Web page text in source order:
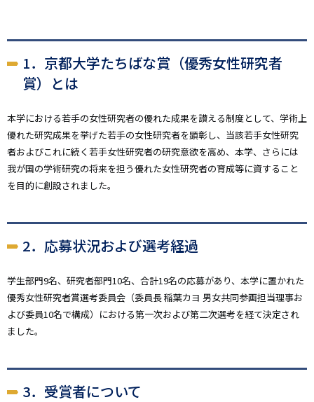
1．京都大学たちばな賞（優秀女性研究者
賞）とは
本学における若手の女性研究者の優れた成果を讃える制度として、学術上
優れた研究成果を挙げた若手の女性研究者を顕彰し、当該若手女性研究
者およびこれに続く若手女性研究者の研究意欲を高め、本学、さらには
我が国の学術研究の将来を担う優れた女性研究者の育成等に資すること
を目的に創設されました。
2．応募状況および選考経過
学生部門9名、研究者部門10名、合計19名の応募があり、本学に置かれた
優秀女性研究者賞選考委員会（委員長 稲葉カヨ 男女共同参画担当理事お
よび委員10名で構成）における第一次および第二次選考を経て決定され
ました。
3．受賞者について